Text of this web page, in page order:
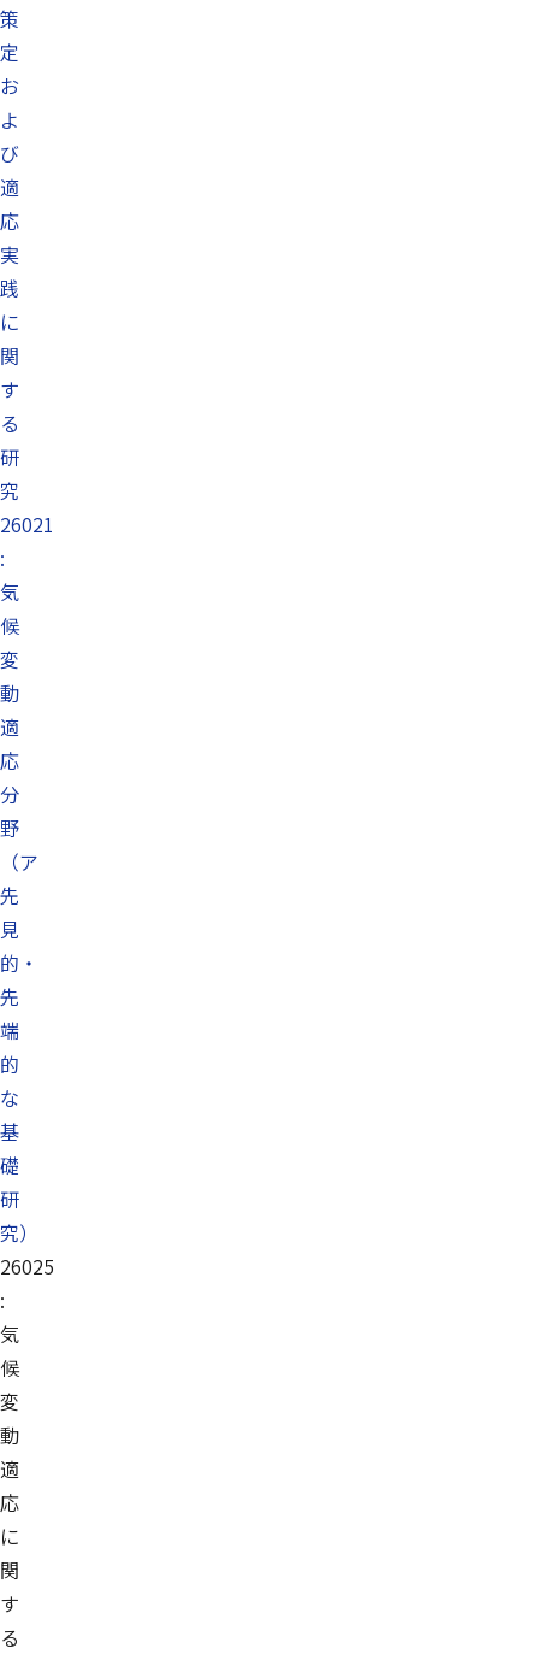
策
定
お
よ
び
適
応
実
践
に
関
す
る
研
究
26021
:
気
候
変
動
適
応
分
野
（ア
先
見
的・
先
端
的
な
基
礎
研
究）
26025
:
気
候
変
動
適
応
に
関
す
る